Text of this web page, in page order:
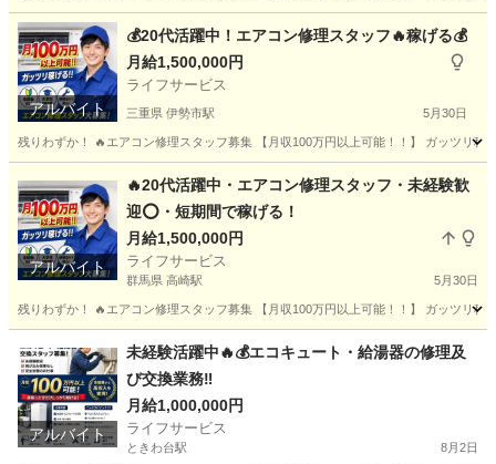
熊本 熊本市 熊本駅 建築 スタッフ
アルバイト
💰20代活躍中！エアコン修理スタッフ🔥稼げる💰
月給1,500,000円
ライフサービス
三重県 伊勢市駅 5月30日
残りわずか！ 🔥エアコン修理スタッフ募集 【月収100万円以上可能！！】 ガッツリ
伊勢市駅 スタッフ
アルバイト
🔥20代活躍中・エアコン修理スタッフ・未経験歓
迎⭕️・短期間で稼げる！
月給1,500,000円
ライフサービス
群馬県 高崎駅 5月30日
残りわずか！ 🔥エアコン修理スタッフ募集 【月収100万円以上可能！！】 ガッツリ
高崎駅 その他 スタッフ
アルバイト
未経験活躍中🔥💰エコキュート・給湯器の修理及
び交換業務‼️
月給1,000,000円
ライフサービス
ときわ台駅 8月2日